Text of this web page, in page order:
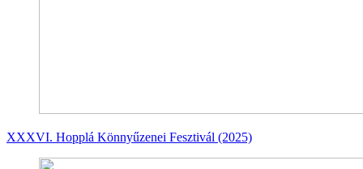
XXXVI. Hopplá Könnyűzenei Fesztivál (2025)